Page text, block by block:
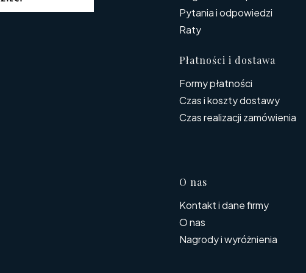
Pytania i odpowiedzi
Raty
Płatności i dostawa
Formy płatności
Czas i koszty dostawy
Czas realizacji zamówienia
O nas
Kontakt i dane firmy
O nas
Nagrody i wyróżnienia